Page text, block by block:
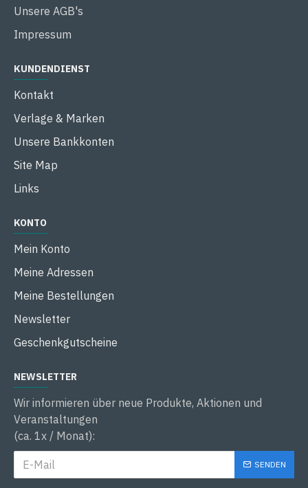
Unsere AGB's
Impressum
KUNDENDIENST
Kontakt
Verlage & Marken
Unsere Bankkonten
Site Map
Links
KONTO
Mein Konto
Meine Adressen
Meine Bestellungen
Newsletter
Geschenkgutscheine
NEWSLETTER
Wir informieren über neue Produkte, Aktionen und
Veranstaltungen
(ca. 1x / Monat):
SENDEN